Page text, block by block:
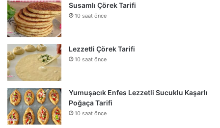
Susamlı Çörek Tarifi
10 saat önce
Lezzetli Çörek Tarifi
10 saat önce
Yumuşacık Enfes Lezzetli Sucuklu Kaşarlı
Poğaça Tarifi
10 saat önce